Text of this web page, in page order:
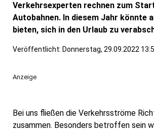
Verkehrsexperten rechnen zum
Autobahnen. In diesem Jahr könnte
bieten, sich in den Urlaub zu
Veröffentlicht: Donnerstag, 29.09.2022
Anzeige
Bei uns fließen die Verkehrsströme
zusammen. Besonders betroffen sein